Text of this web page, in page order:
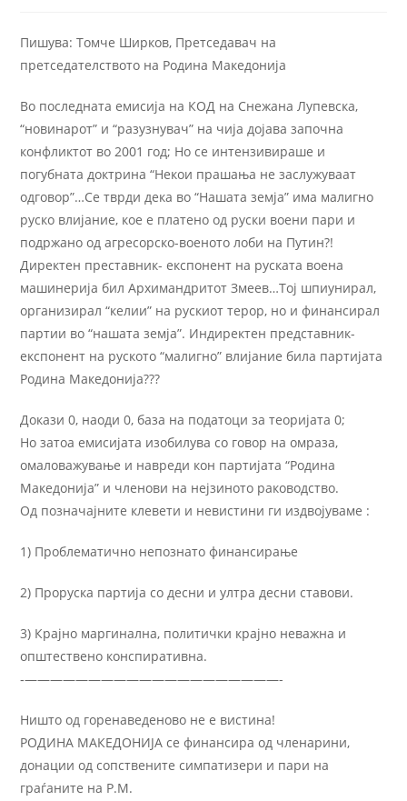
Пишува: Томче Ширков, Претседавач на
претседателството на Родина Македонија
Во последната емисија на КОД на Снежана Лупевска,
“новинарот” и “разузнувач” на чија дојава започна
конфликтот во 2001 год; Но се интензивираше и
погубната доктрина “Некои прашања не заслужуваат
одговор”…Се тврди дека во “Нашата земја” има малигно
руско влијание, кое е платено од руски воени пари и
подржано од агресорско-военото лоби на Путин?!
Директен преставник- експонент на руската воена
машинерија бил Архимандритот Змеев…Тој шпиунирал,
организирал “келии” на рускиот терор, но и финансирал
партии во “нашата земја”. Индиректен представник-
експонент на руското “малигно” влијание била партијата
Родина Македонија???
Докази 0, наоди 0, база на податоци за теоријата 0;
Но затоа емисијата изобилува со говор на омраза,
омаловажување и навреди кон партијата “Родина
Македонија” и членови на нејзиното раководство.
Од позначајните клевети и невистини ги издвојуваме :
1) Проблематично непознато финансирање
2) Проруска партија со десни и ултра десни ставови.
3) Крајно маргинална, политички крајно неважна и
општествено конспиративна.
‐————————————————————-
Ништо од горенаведеново не е вистина!
РОДИНА МАКЕДОНИЈА се финансира од членарини,
донации од сопствените симпатизери и пари на
граѓаните на Р.М.